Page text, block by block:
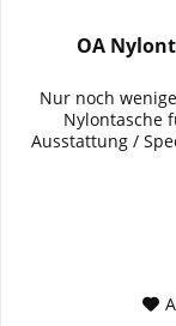
OA
Nur noch
Nylontasche
Ausstattung /